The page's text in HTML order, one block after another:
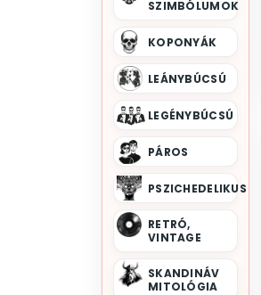
SZIMBÓLUMOK
KOPONYÁK
LEÁNYBÚCSÚ
LEGÉNYBÚCSÚ
PÁROS
PSZICHEDELIKUS
RETRÓ,
VINTAGE
SKANDINÁV
MITOLÓGIA